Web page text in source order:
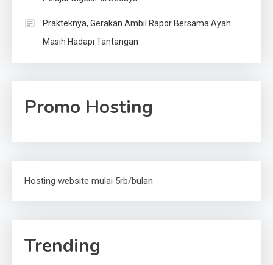
Prakteknya, Gerakan Ambil Rapor Bersama Ayah
Masih Hadapi Tantangan
Promo Hosting
Hosting website mulai 5rb/bulan
Trending